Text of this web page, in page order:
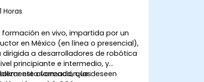
Horas
formación en vivo, impartida por un
en México (en línea o presencial),
dirigida a desarrolladores de robótica
principiante e intermedio, y
avanzado, que deseen
esta formación, los